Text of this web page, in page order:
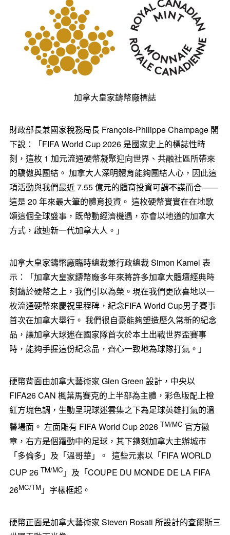
加拿大皇家鑄幣廠標誌
財政部長兼國家稅務局長 François-Philippe Champage 閣
下說：「FIFA World Cup 2026 是國家史上的標誌性時
刻，這枚 1 加元流通硬幣凝聚迎向世界、共融社區所帶來
的驕傲與團結。 加拿大人深明體育能夠團結人心，因此這
項活動與我們最近 7.55 億元的體育投資可謂不謀而合——
這是 20 年來最大筆的體育投資。 這枚硬幣實實在在地歌
頌這個全球盛事，既帶動經濟機遇，亦會以地道的加拿大
方式，啟迪新一代加拿大人。」
加拿大皇家鑄幣廠臨時總裁兼行政總裁 Simon Kamel 表
示：「加拿大皇家鑄幣廠多年來將許多加拿大體壇經典時
刻鑄於硬幣之上，我們引以為榮。現在我們更欣喜地以一
枚流通硬幣來慶祝里程碑，紀念FIFA World Cup男子賽事
首次在加拿大舉行。 我們很自豪能夠塑造歷久常新的紀念
品，讓加拿大球迷在國家隊首次於本土出戰世界盃賽事
時，能夠手握這份紀念品，齊心一致地為球隊打氣。」
硬幣背面由加拿大藝術家 Glen Green 設計，中央以
FIFA26 CAN 楓葉馬賽克的上半部為主體，彩色版配上橙
紅方塊色調，生動呈現球迷雲集之下為足球英雄打氣的溫
馨場面。 左面雕有 FIFA World Cup 2026 TM/MC 官方徽
章，右方是個躍動中的足球，其下鐫刻加拿大主辦城市
「多倫多」及「溫哥華」。 這些元素以「FIFA WORLD
CUP 26 TM/MC 」及「COUPE DU MONDE DE LA FIFA
26MC/TM」字樣框起。
硬幣正面是加拿大藝術家 Steven Rosati 所設計的查爾斯三